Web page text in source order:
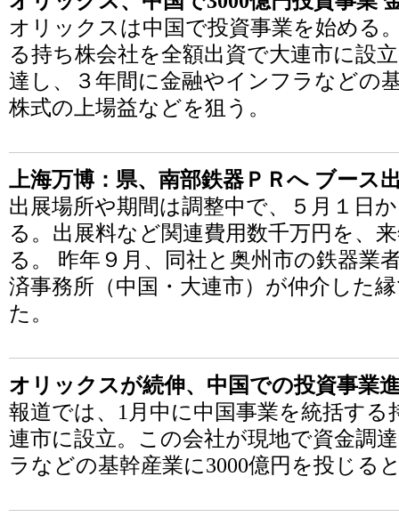
オリックスは中国で投資事業を始める
る持ち株会社を全額出資で大連市に設
達し、３年間に金融やインフラなどの
株式の上場益などを狙う。
上海万博：県、南部鉄器ＰＲへ ブース
出展場所や期間は調整中で、５月１日
る。出展料など関連費用数千万円を、
る。 昨年９月、同社と奥州市の鉄器業
済事務所（中国・大連市）が仲介した
た。
オリックスが続伸、中国での投資事業
報道では、1月中に中国事業を統括する
連市に設立。この会社が現地で資金調
ラなどの基幹産業に3000億円を投じる